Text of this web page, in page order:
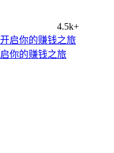
4.5k+
你的赚钱之旅